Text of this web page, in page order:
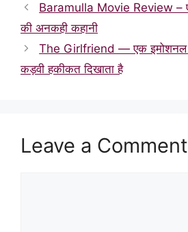
Baramulla Movie Review –
की अनकही कहानी
The Girlfriend — एक इमोशनल
कड़वी हकीकत दिखाता है
Leave a Comment